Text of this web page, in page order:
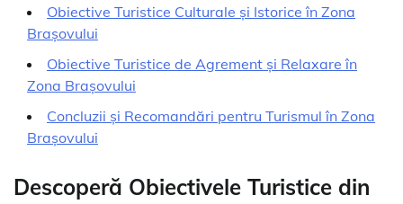
Obiective Turistice Culturale și Istorice în Zona
Brașovului
Obiective Turistice de Agrement și Relaxare în
Zona Brașovului
Concluzii și Recomandări pentru Turismul în Zona
Brașovului
Descoperă Obiectivele Turistice din